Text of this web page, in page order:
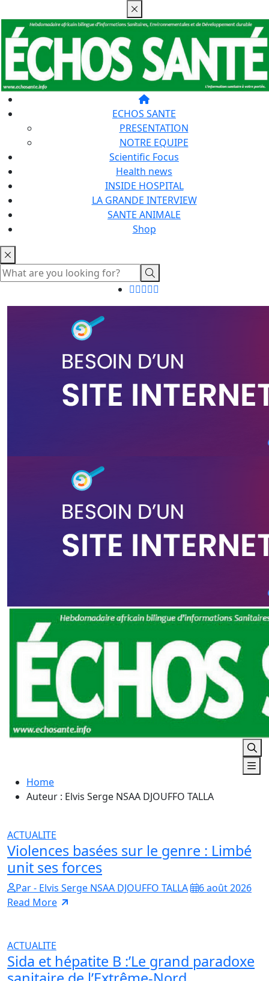
ECHOS SANTE
PRESENTATION
NOTRE EQUIPE
Scientific Focus
Health news
INSIDE HOSPITAL
LA GRANDE INTERVIEW
SANTE ANIMALE
Shop
Home
Auteur : Elvis Serge NSAA DJOUFFO TALLA
ACTUALITE
Violences basées sur le genre : Limbé
unit ses forces
Par - Elvis Serge NSAA DJOUFFO TALLA
6 août 2026
Read More
ACTUALITE
Sida et hépatite B :’Le grand paradoxe